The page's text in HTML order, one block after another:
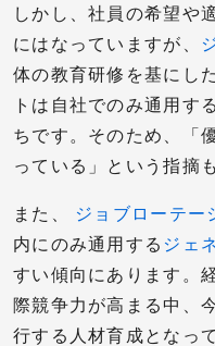
しかし、社員の希望や
にはなっていますが、
体の教育研修を基にし
トは自社でのみ通用す
ちです。そのため、「
っている」という指摘
また、 ジョブローテー
内にのみ通用する ジェ
すい傾向にあります。
際競争力が高まる中、
行する人材育成となっ